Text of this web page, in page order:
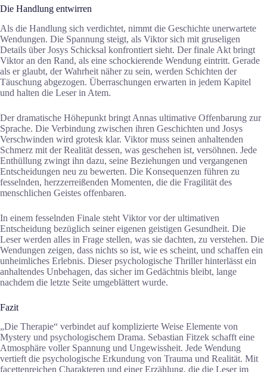
Die Handlung entwirren
Als die Handlung sich verdichtet, nimmt die Geschichte unerwartete
Wendungen. Die Spannung steigt, als Viktor sich mit gruseligen
Details über Josys Schicksal konfrontiert sieht. Der finale Akt bringt
Viktor an den Rand, als eine schockierende Wendung eintritt. Gerade
als er glaubt, der Wahrheit näher zu sein, werden Schichten der
Täuschung abgezogen. Überraschungen erwarten in jedem Kapitel
und halten die Leser in Atem.
Der dramatische Höhepunkt bringt Annas ultimative Offenbarung zur
Sprache. Die Verbindung zwischen ihren Geschichten und Josys
Verschwinden wird grotesk klar. Viktor muss seinen anhaltenden
Schmerz mit der Realität dessen, was geschehen ist, versöhnen. Jede
Enthüllung zwingt ihn dazu, seine Beziehungen und vergangenen
Entscheidungen neu zu bewerten. Die Konsequenzen führen zu
fesselnden, herzzerreißenden Momenten, die die Fragilität des
menschlichen Geistes offenbaren.
In einem fesselnden Finale steht Viktor vor der ultimativen
Entscheidung bezüglich seiner eigenen geistigen Gesundheit. Die
Leser werden alles in Frage stellen, was sie dachten, zu verstehen. Die
Wendungen zeigen, dass nichts so ist, wie es scheint, und schaffen ein
unheimliches Erlebnis. Dieser psychologische Thriller hinterlässt ein
anhaltendes Unbehagen, das sicher im Gedächtnis bleibt, lange
nachdem die letzte Seite umgeblättert wurde.
Fazit
„Die Therapie“ verbindet auf komplizierte Weise Elemente von
Mystery und psychologischem Drama. Sebastian Fitzek schafft eine
Atmosphäre voller Spannung und Ungewissheit. Jede Wendung
vertieft die psychologische Erkundung von Trauma und Realität. Mit
facettenreichen Charakteren und einer Erzählung, die die Leser im